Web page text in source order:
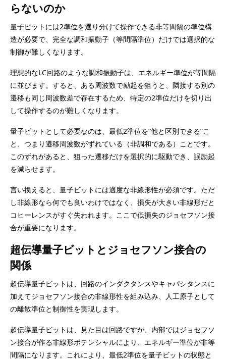
らないのか
量子ビットには2準位を選り分けて操作できる非等間隔の準位構
造が必要で、完全な調和振動子（等間隔準位）だけでは選択的な
制御が難しくなります。
理想的なLC回路のような調和振動子は、エネルギー準位が等間隔
に並びます。すると、ある周波数で励起を狙うと、隣接する別の
遷移も同じ周波数差で存在するため、特定の2準位だけを切り出
して操作するのが難しくなります。
量子ビットとして必要なのは、最低2準位を“他と区別できる”こ
と、つまり遷移周波数がずれている（非調和である）ことです。
このずれがあると、狙った遷移だけを選択的に駆動でき、誤励起
を減らせます。
言い換えると、量子ビットには適度な非線形性が必須です。ただ
し非線形なら何でも良いわけではなく、損失が大きい非線形だと
コヒーレンスがすぐ失われます。ここで低損失のジョセフソン接
合が重要になります。
超伝導量子ビットとジョセフソン接合の
関係
超伝導量子ビットは、回路のインダクタンスやキャパシタンスに
加えてジョセフソン接合の非線形性を組み込み、人工原子として
の離散準位と制御性を実現します。
超伝導量子ビットは、見た目は回路ですが、内部ではジョセフソ
ン接合が作る非線形ポテンシャルにより、エネルギー準位が非等
間隔になります。これにより、最低2準位を量子ビットの状態と